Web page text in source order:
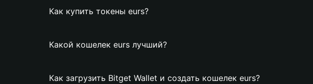
Как купить токены eurs?
Какой кошелек eurs лучший?
Как загрузить Bitget Wallet и создать кошелек eurs?